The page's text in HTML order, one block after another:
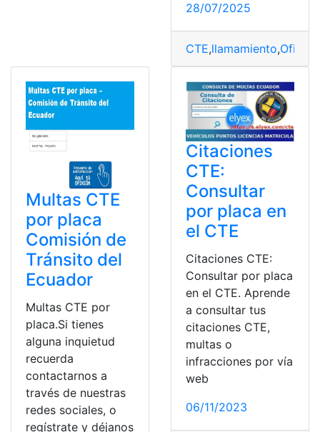
28/07/2025
CTE,llamamiento,
Multas CTE
por placa
Comisión de
Tránsito del
Ecuador
Multas CTE por
placa.Si tienes
alguna inquietud
recuerda
contactarnos a
través de nuestras
redes sociales, o
regístrate y déjanos
Citaciones
CTE:
Consultar
por placa en
el CTE
Citaciones CTE:
Consultar por placa
en el CTE. Aprende
a consultar tus
citaciones CTE,
multas o
infracciones por vía
web
06/11/2023